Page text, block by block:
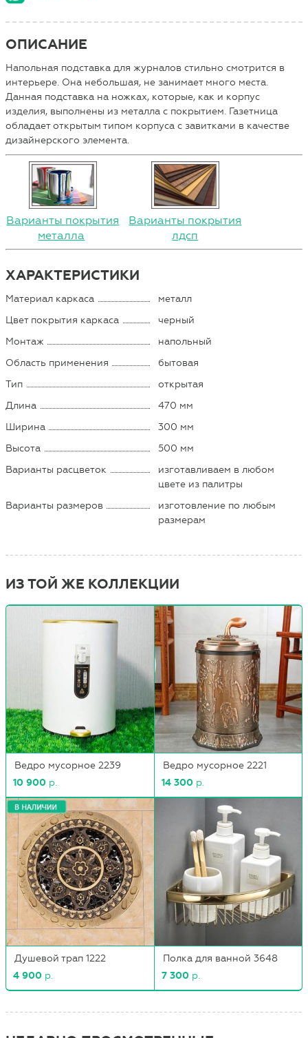
ОПИСАНИЕ
Напольная подставка для журналов стильно смотрится в
интерьере. Она небольшая, не занимает много места.
Данная подставка на ножках, которые, как и корпус
изделия, выполнены из металла с покрытием. Газетница
обладает открытым типом корпуса с завитками в качестве
дизайнерского элемента.
Варианты покрытия
металла
Варианты покрытия
лдсп
ХАРАКТЕРИСТИКИ
Материал каркаса
металл
Цвет покрытия каркаса
черный
Монтаж
напольный
Область применения
бытовая
Тип
открытая
Длина
470 мм
Ширина
300 мм
Высота
500 мм
Варианты расцветок
изготавливаем в любом
цвете из палитры
Варианты размеров
изготовление по любым
размерам
ИЗ ТОЙ ЖЕ КОЛЛЕКЦИИ
Ведро мусорное 2239
10 900 р.
Ведро мусорное 2221
14 300 р.
Душевой трап 1222
4 900 р.
Полка для ванной 3648
7 300 р.